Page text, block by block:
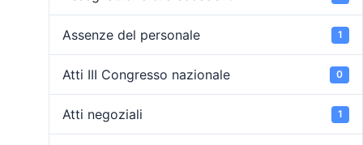
Assenze del personale 1
Atti III Congresso nazionale 0
Atti negoziali 1